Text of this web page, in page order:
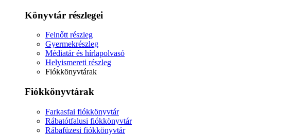
Könyvtár részlegei
Felnőtt részleg
Gyermekrészleg
Médiatár és hírlapolvasó
Helyismereti részleg
Fiókkönyvtárak
Fiókkönyvtárak
Farkasfai fiókkönyvtár
Rábatótfalusi fiókkönyvtár
Rábafüzesi fiókkönyvtár